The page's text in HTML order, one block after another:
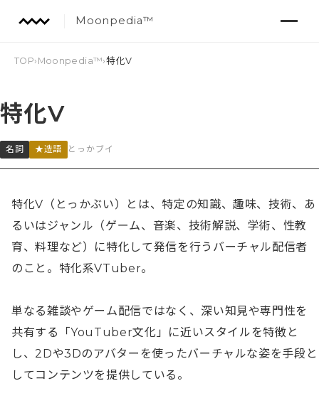
Moonpedia™
TOP› Moonpedia™›特化V
特化V
名詞 ★造語 とっかブイ
特化V（とっかぶい）とは、特定の知識、趣味、技術、あ
るいはジャンル（ゲーム、音楽、技術解説、学術、性教
育、料理など）に特化して発信を行うバーチャル配信者
のこと。特化系VTuber。
単なる雑談やゲーム配信ではなく、深い知見や専門性を
共有する「YouTuber文化」に近いスタイルを特徴と
し、2Dや3Dのアバターを使ったバーチャルな姿を手段と
してコンテンツを提供している。